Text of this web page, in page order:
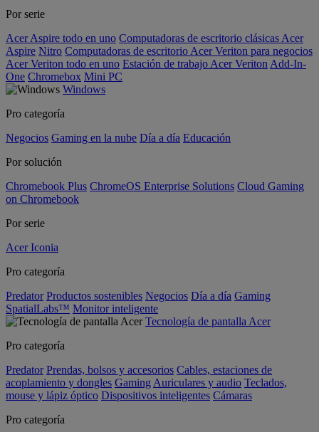
Por serie
Acer Aspire todo en uno Computadoras de escritorio clásicas Acer
Aspire Nitro Computadoras de escritorio Acer Veriton para negocios
Acer Veriton todo en uno Estación de trabajo Acer Veriton Add-In-
One Chromebox Mini PC
Windows
Pro categoría
Negocios Gaming en la nube Día a día Educación
Por solución
Chromebook Plus ChromeOS Enterprise Solutions Cloud Gaming
on Chromebook
Por serie
Acer Iconia
Pro categoría
Predator Productos sostenibles Negocios Día a día Gaming
SpatialLabs™ Monitor inteligente
Tecnología de pantalla Acer
Pro categoría
Predator Prendas, bolsos y accesorios Cables, estaciones de
acoplamiento y dongles Gaming Auriculares y audio Teclados,
mouse y lápiz óptico Dispositivos inteligentes Cámaras
Pro categoría